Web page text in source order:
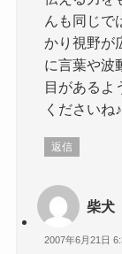
んも同じ
かり視野が
に言葉や波
目があるよ
ください
返信
柴犬
2007年6月21日